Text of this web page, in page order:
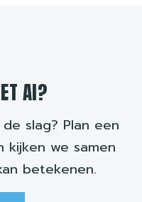
AI?
slag? Plan een
kijken we samen
betekenen.